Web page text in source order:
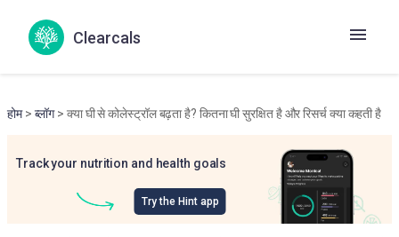
Clearcals
होम> ब्लॉग> क्या घी से कोलेस्ट्रॉल बढ़ता है? कितना घी सुरक्षित है और रिसर्च क्या कहती है
Track your nutrition and health goals
Try the Hint app